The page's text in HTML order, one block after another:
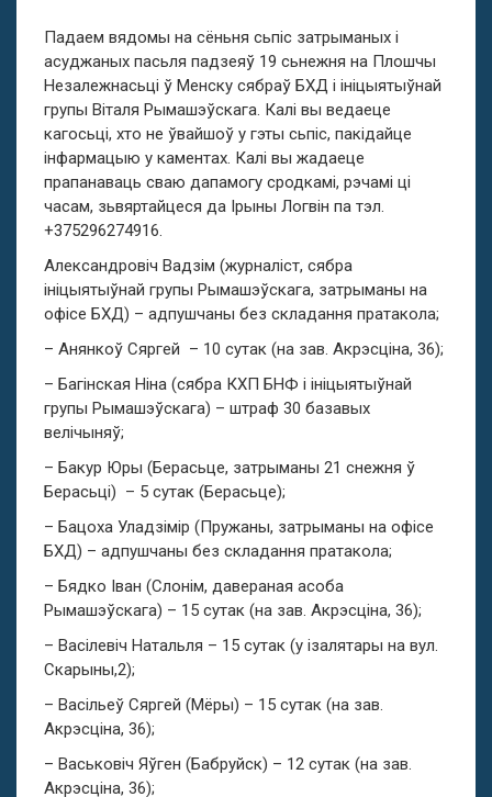
Падаем вядомы на сёньня сьпіс затрыманых і
асуджаных пасьля падзеяў 19 сьнежня на Плошчы
Незалежнасьці ў Менску сябраў БХД і ініцыятыўнай
групы Віталя Рымашэўскага. Калі вы ведаеце
кагосьці, хто не ўвайшоў у гэты сьпіс, пакідайце
інфармацыю у каментах. Калі вы жадаеце
прапанаваць сваю дапамогу сродкамі, рэчамі ці
часам, зьвяртайцеся да Ірыны Логвін па тэл.
+375296274916.
Александровіч Вадзім (журналіст, сябра
ініцыятыўнай групы Рымашэўскага, затрыманы на
офісе БХД) – адпушчаны без складання пратакола;
– Анянкоў Сяргей – 10 сутак (на зав. Акрэсціна, 36);
– Багінская Ніна (сябра КХП БНФ і ініцыятыўнай
групы Рымашэўскага) – штраф 30 базавых
велічыняў;
– Бакур Юры (Берасьце, затрыманы 21 снежня ў
Берасьці) – 5 сутак (Берасьце);
– Бацоха Уладзімір (Пружаны, затрыманы на офісе
БХД) – адпушчаны без складання пратакола;
– Бядко Іван (Слонім, давераная асоба
Рымашэўскага) – 15 сутак (на зав. Акрэсціна, 36);
– Васілевіч Натальля – 15 сутак (у ізалятары на вул.
Скарыны,2);
– Васільеў Сяргей (Мёры) – 15 сутак (на зав.
Акрэсціна, 36);
– Васьковіч Яўген (Бабруйск) – 12 сутак (на зав.
Акрэсціна, 36);